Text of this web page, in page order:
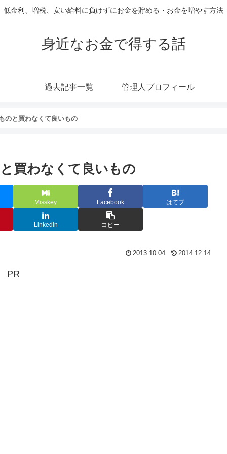
低金利、増税、安い給料に負けずにお金を貯める・お金を増やす方法
身近なお金で得する話
過去記事一覧 管理人プロフィール
のと買わなくて良いもの
買わなくて良いもの
Misskey Facebook はてブ
LinkedIn コピー
2013.10.04 2014.12.14
PR